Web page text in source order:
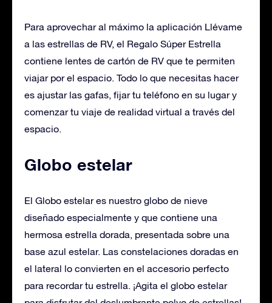
Para aprovechar al máximo la aplicación Llévame
a las estrellas de RV, el Regalo Súper Estrella
contiene lentes de cartón de RV que te permiten
viajar por el espacio. Todo lo que necesitas hacer
es ajustar las gafas, fijar tu teléfono en su lugar y
comenzar tu viaje de realidad virtual a través del
espacio.
Globo estelar
El Globo estelar es nuestro globo de nieve
diseñado especialmente y que contiene una
hermosa estrella dorada, presentada sobre una
base azul estelar. Las constelaciones doradas en
el lateral lo convierten en el accesorio perfecto
para recordar tu estrella. ¡Agita el globo estelar